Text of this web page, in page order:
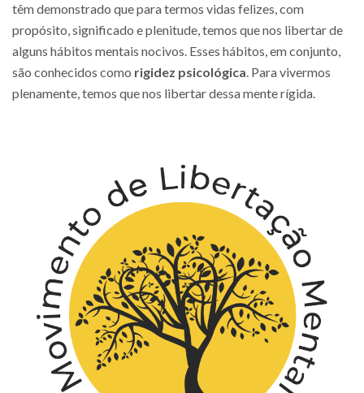
têm demonstrado que para termos vidas felizes, com
propósito, significado e plenitude, temos que nos libertar de
alguns hábitos mentais nocivos. Esses hábitos, em conjunto,
são conhecidos como rigidez psicológica. Para vivermos
plenamente, temos que nos libertar dessa mente rígida.